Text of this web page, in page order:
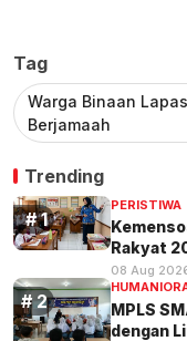
Tag
Warga Binaan
Berjamaah
Trending
PERISTIWA
Rakyat
08 Aug
MPLS
dengan